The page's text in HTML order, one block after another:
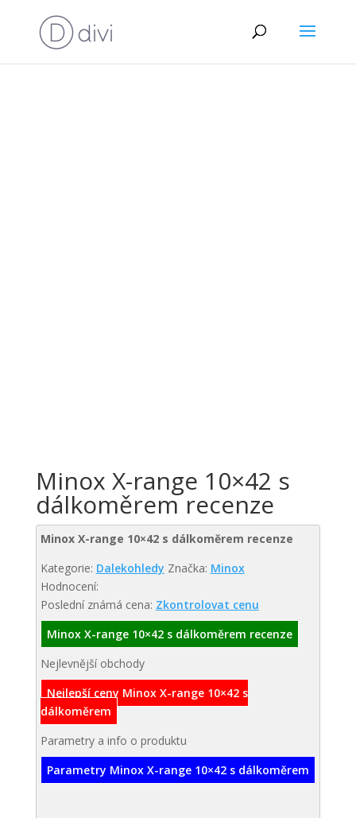
Minox X-range 10×42 s
dálkoměrem recenze
Minox X-range 10×42 s dálkoměrem recenze
Kategorie: Dalekohledy Značka: Minox
Hodnocení:
Poslední známá cena: Zkontrolovat cenu
Minox X-range 10×42 s dálkoměrem recenze
Nejlevnější obchody
Nejlepší ceny Minox X-range 10×42 s
dálkoměrem
Parametry a info o produktu
Parametry Minox X-range 10×42 s dálkoměrem